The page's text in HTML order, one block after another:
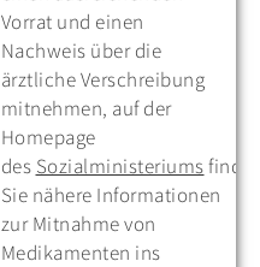
des Sozialministeriums
Sie nähere Informationen
zur Mitnahme von
Medikamenten ins